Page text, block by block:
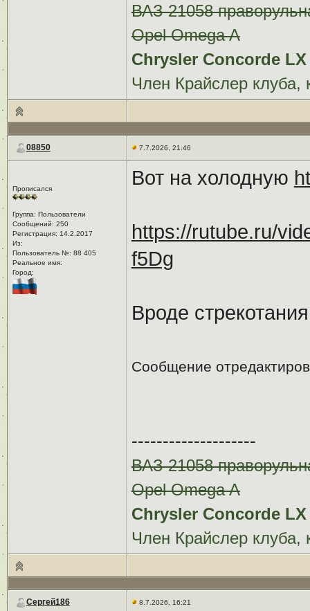
ВАЗ 21058
Opel Omega A
Chrysler Concorde LX
Член Крайслер клуба,
08850 7.7.2026, 21:46
Прописался
Группа: Пользователи
Сообщений: 250
Регистрация: 14.2.2017
Из: ㅤ
Пользователь №: 88 405
Реальное имя:ㅤ
Город:ㅤ
Вот на холодную
https://rutube.ru/
f5Dg
Вроде
Сообщение
--------------------
ВАЗ 21058
Opel Omega A
Chrysler Concorde LX
Член Крайслер клуба,
Сергей186 8.7.2026, 16:21